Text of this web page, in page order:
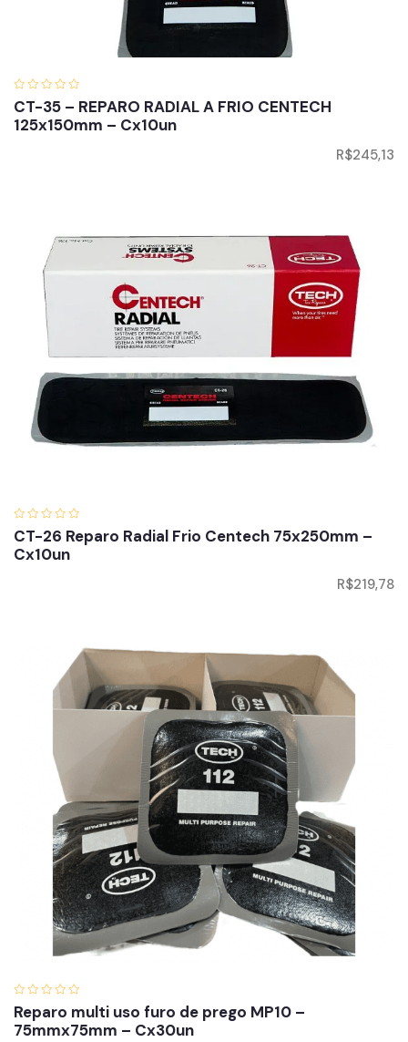
CT-35 – REPARO RADIAL A FRIO CENTECH
125x150mm – Cx10un
R$245,13
CT-26 Reparo Radial Frio Centech 75x250mm –
Cx10un
R$219,78
Reparo multi uso furo de prego MP10 –
75mmx75mm – Cx30un